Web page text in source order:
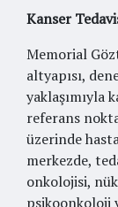
Kanser
Memorial
altyapısı,
yaklaşımıyla
referans
üzerinde
merkezde,
onkolojisi,
psikoonkoloji